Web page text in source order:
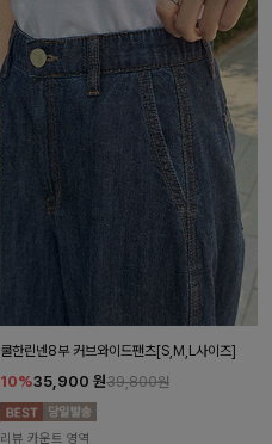
쿨한린넨8부 커브와이드팬츠[S,M,L사이즈]
10%35,900 원39,800원
리뷰 카운트 영역